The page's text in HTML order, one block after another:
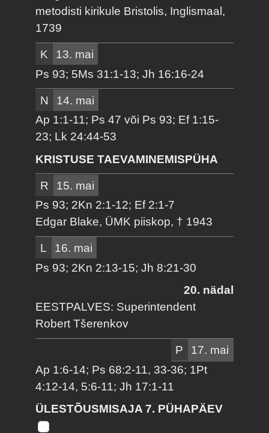
metodisti kirikule Bristolis, Inglismaal,
1739
K
13. mai
Ps 93; 5Ms 31:1-13; Jh 16:16-24
N
14. mai
Ap 1:1-11; Ps 47 või Ps 93; Ef 1:15-
23; Lk 24:44-53
KRISTUSE TAEVAMINEMISPÜHA
R
15. mai
Ps 93; 2Kn 2:1-12; Ef 2:1-7
Edgar Blake, ÜMK piiskop, † 1943
L
16. mai
Ps 93; 2Kn 2:13-15; Jh 8:21-30
20. nädal
EESTPALVES: Superintendent
Robert Tšerenkov
P
17. mai
Ap 1:6-14; Ps 68:2-11, 33-36; 1Pt
4:12-14, 5:6-11; Jh 17:1-11
ÜLESTÕUSMISAJA 7. PÜHAPÄEV